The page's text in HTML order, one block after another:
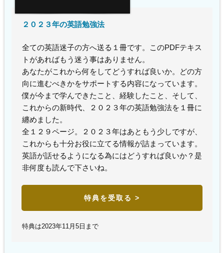
２０２３年の英語勉強法
全ての英語迷子の方へ送る１冊です。このPDFテキス
トがあればもう迷う事はありません。
あなたがこれから何をしてどうすれば良いか。どの方
向に進むべきかをサポートする内容になっています。
僕が今まで学んできたこと、経験したこと、そして、
これからの新時代、２０２３年の英語勉強法を１冊に
纏めました。
全１２９ページ。２０２３年はあともう少しですが、
これからも十分お役に立てる情報が詰まっています。
英語が話せるようになる為にはどうすれば良いか？是
非何度も読んで下さいね。
特典を受取る >
特典は2023年11月5日まで